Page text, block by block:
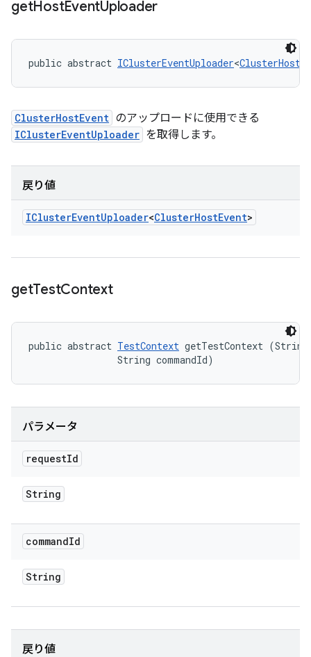
getHostEventUploader
public abstract IClusterEventUploader<
ClusterHostEvent のアップロードに使用できる
IClusterEventUploader を取得します。
戻り値
IClusterEventUploader<ClusterHostEvent>
getTestContext
public abstract TestContext getTestContext
                String commandId)
パラメータ
requestId
String
commandId
String
戻り値